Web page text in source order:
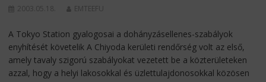
2003.05.18. EMTEEFU
A Tokyo Station gyalogosai a dohányzásellenes-szabályok
enyhítését követelik A Chiyoda kerületi rendőrség volt az első,
amely tavaly szigorú szabályokat vezetett be a közterületeken
azzal, hogy a helyi lakosokkal és üzlettulajdonosokkal közösen